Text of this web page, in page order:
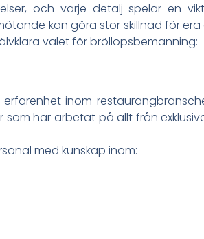
och varje detalj spelar en
kan göra stor skillnad för era
valet för bröllopsbemanning:
inom
har arbetat på allt från
med kunskap inom: